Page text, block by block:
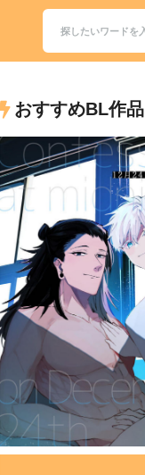
おすすめBL作品